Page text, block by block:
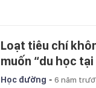
Loạt tiêu chí
muốn “du học tại
Học đường - 6 năm